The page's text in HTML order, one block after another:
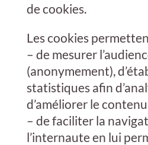
de cookies.
Les cookies
– de mesurer
(anonymement),
statistiques afin
d’améliorer le
– de faciliter la
l’internaute en lui